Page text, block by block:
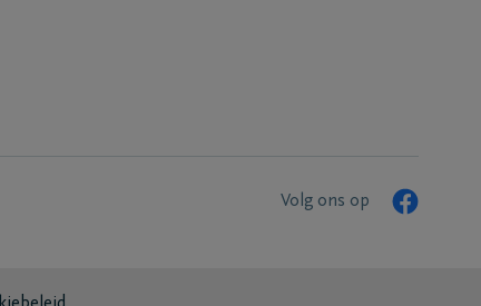
Volg ons op